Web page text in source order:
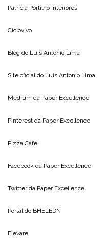
Patricia Portilho Interiores
Ciclovivo
Blog do Luis Antonio Lima
Site oficial do Luis Antonio Lima
Medium da Paper Excellence
Pinterest da Paper Excellence
Pizza Cafe
Facebook da Paper Excellence
Twitter da Paper Excellence
Portal do BHELEDN
Elevare